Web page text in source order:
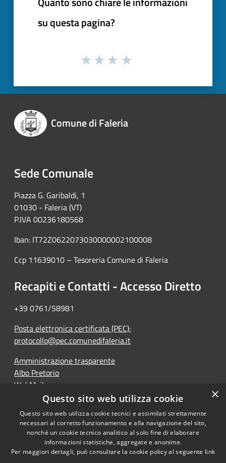
su questa pagina?
Comune di Faleria
Sede Comunale
Piazza G. Garibaldi, 1
01030 - Faleria (VT)
P.IVA 00236180568
Iban: IT72Z0622073030000002100008
Ccp 11639010 – Tesoreria Comune di Faleria
Recapiti e Contatti - Accesso Diretto
+39 0761/58981
Posta elettronica certificata (PEC):
protocollo@pec.comunedifaleria.it
Amministrazione trasparente
Albo Pretorio
WebMail
Dichiarazione di accessibilità
Accessibilità
Copyright © 2026 • Comune di
Faleria • Powered by
×
Questo sito web utilizza cookie
Questo sito web utilizza cookie tecnici e assimilati strettamente
necessari al corretto funzionamento e alla navigazione del sito,
nonché un cookie tecnico analitico al solo fine di elaborare
informazioni statistiche, aggregate e anonime.
Per maggiori dettagli, può consultare la cookie policy al seguente link